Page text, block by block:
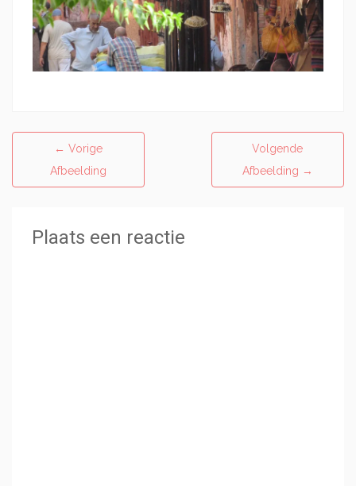
← Vorige
Afbeelding
Volgende
Afbeelding →
Plaats een reactie